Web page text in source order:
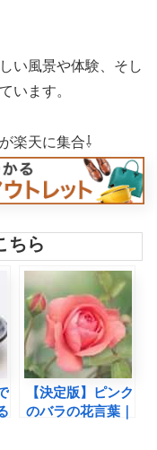
い風景や体験、そし
います。
楽天に集合⇩
ちら
【決定版】ピンク
のバラの花言葉｜